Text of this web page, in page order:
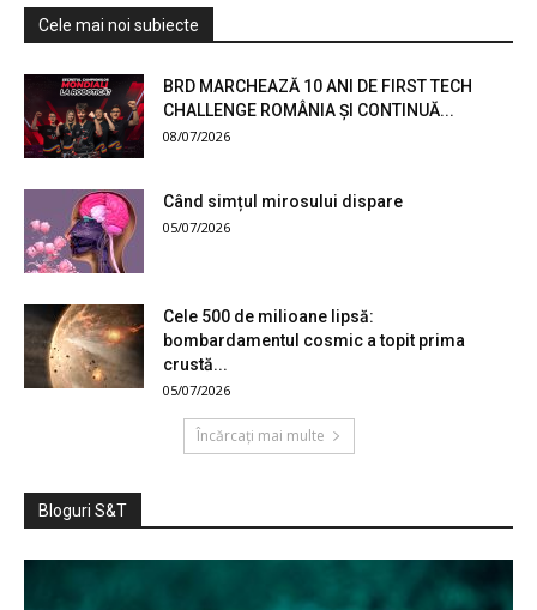
Cele mai noi subiecte
BRD MARCHEAZĂ 10 ANI DE FIRST TECH
CHALLENGE ROMÂNIA ȘI CONTINUĂ...
08/07/2026
Când simțul mirosului dispare
05/07/2026
Cele 500 de milioane lipsă:
bombardamentul cosmic a topit prima
crustă...
05/07/2026
Încărcați mai multe
Bloguri S&T